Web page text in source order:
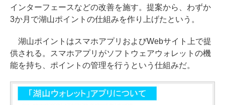
インターフェースなどの改善を施す。提案から、わずか
3か月で湖山ポイントの仕組みを作り上げたという。
湖山ポイントはスマホアプリおよびWebサイト上で提
供される。スマホアプリがソフトウェアウォレットの機
能を持ち、ポイントの管理を行うという仕組みだ。